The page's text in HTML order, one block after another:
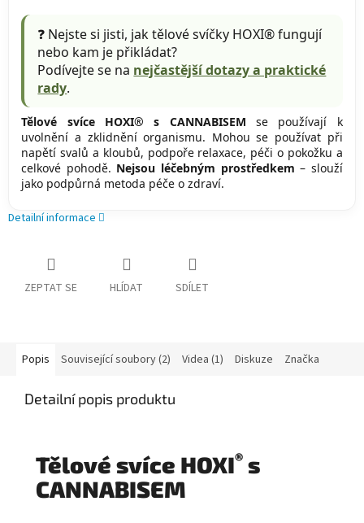
❓ Nejste si jisti, jak tělové svíčky HOXI® fungují
nebo kam je přikládat?
Podívejte se na nejčastější dotazy a praktické
rady.
Tělové svíce HOXI® s CANNABISEM se používají k
uvolnění a zklidnění organismu. Mohou se používat při
napětí svalů a kloubů, podpoře relaxace, péči o pokožku a
celkové pohodě. Nejsou léčebným prostředkem – slouží
jako podpůrná metoda péče o zdraví.
Detailní informace
ZEPTAT SE HLÍDAT SDÍLET
Popis Související soubory (2) Videa (1) Diskuze Značka
Detailní popis produktu
Tělové svíce HOXI® s
CANNABISEM